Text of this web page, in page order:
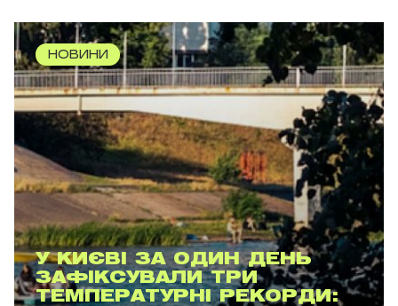
НОВИНИ
У КИЄВІ ЗА ОДИН ДЕНЬ
ЗАФІКСУВАЛИ ТРИ
ТЕМПЕРАТУРНІ РЕКОРДИ: